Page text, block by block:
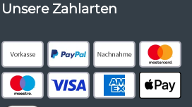
Unsere Zahlarten